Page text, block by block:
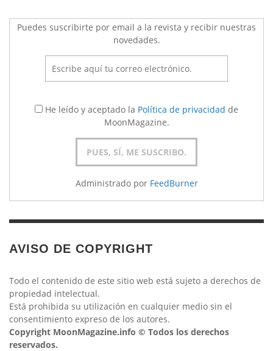
Puedes suscribirte por email a la revista y recibir nuestras
novedades.
He leído y aceptado la Política de privacidad de
MoonMagazine.
Administrado por FeedBurner
AVISO DE COPYRIGHT
Todo el contenido de este sitio web está sujeto a derechos de
propiedad intelectual.
Está prohibida su utilización en cualquier medio sin el
consentimiento expreso de los autores.
Copyright MoonMagazine.info © Todos los derechos
reservados.